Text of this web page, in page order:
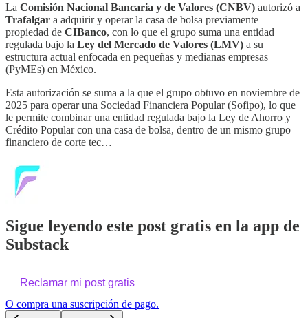
La Comisión Nacional Bancaria y de Valores (CNBV) autorizó a
Trafalgar a adquirir y operar la casa de bolsa previamente
propiedad de CIBanco, con lo que el grupo suma una entidad
regulada bajo la Ley del Mercado de Valores (LMV) a su
estructura actual enfocada en pequeñas y medianas empresas
(PyMEs) en México.
Esta autorización se suma a la que el grupo obtuvo en noviembre de
2025 para operar una Sociedad Financiera Popular (Sofipo), lo que
le permite combinar una entidad regulada bajo la Ley de Ahorro y
Crédito Popular con una casa de bolsa, dentro de un mismo grupo
financiero de corte tec…
Sigue leyendo este post gratis en la app de
Substack
Reclamar mi post gratis
O compra una suscripción de pago.